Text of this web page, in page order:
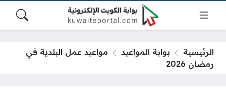
الرئيسية بوابة المواعيد
مواعيد عمل البلدية في
رمضان 2026